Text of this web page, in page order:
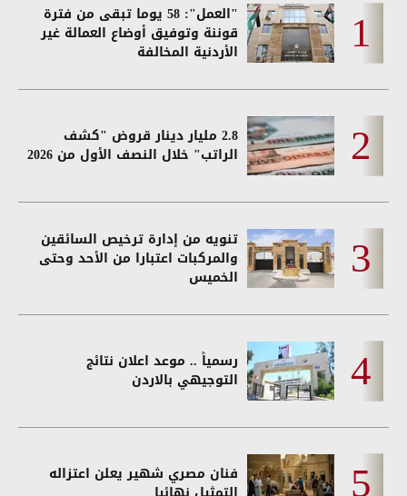
"العمل": 58 يوما تبقى من فترة
قوننة وتوفيق أوضاع العمالة غير
الأردنية المخالفة
2.8 مليار دينار قروض "كشف
الراتب" خلال النصف الأول من 2026
تنويه من إدارة ترخيص السائقين
والمركبات اعتبارا من الأحد وحتى
الخميس
رسمياً .. موعد اعلان نتائج
التوجيهي بالاردن
فنان مصري شهير يعلن اعتزاله